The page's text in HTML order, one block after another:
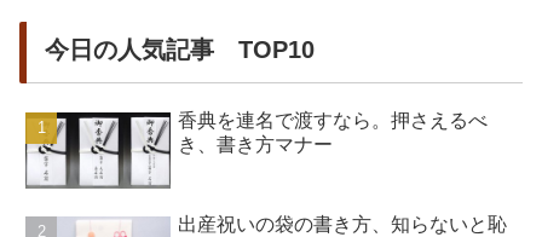
今日の人気記事 TOP10
香典を連名で渡すなら。押さえるべ
き、書き方マナー
出産祝いの袋の書き方、知らないと恥